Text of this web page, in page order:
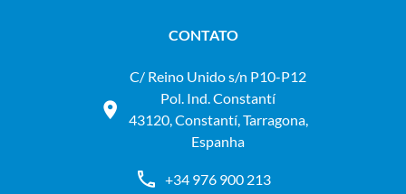
CONTATO
C/ Reino Unido s/n P10-P12
Pol. Ind. Constantí
43120, Constantí, Tarragona,
Espanha
+34 976 900 213